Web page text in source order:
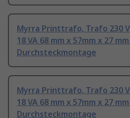
Myrra Printtrafo, Trafo 230 V
18 VA 68 mm x 57mm x 27
Durchsteckmontage
Myrra Printtrafo, Trafo 230 V
18 VA 68 mm x 57mm x 27
Durchsteckmontage